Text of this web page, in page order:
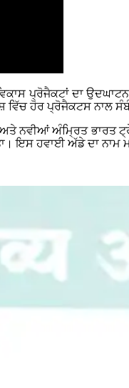
ਪ੍ਰੋਜੈਕਟਾਂ ਦਾ
ਹੋਰ ਪ੍ਰੋਜੈਕਟਸ ਨਾਲ
ਨਵੀਆਂ ਅੰਮ੍ਰਿਤ ਭਾਰਤ
ਇਸ ਹਵਾਈ ਅੱਡੇ ਦਾ ਨਾਮ